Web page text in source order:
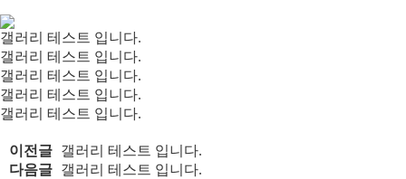
갤러리 테스트 입니다.
갤러리 테스트 입니다.
갤러리 테스트 입니다.
갤러리 테스트 입니다.
갤러리 테스트 입니다.
이전글
갤러리 테스트 입니다.
다음글
갤러리 테스트 입니다.